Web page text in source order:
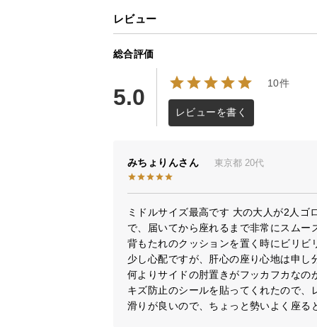
レビュー
総合評価
5.0
10件
レビューを書く
みちょりん 東京都 20代
ミドルサイズ最高です 大の大人が2人ゴ
で、届いてから座れるまで非常にスムー
背もたれのクッションを置く時にビリ
少し心配ですが、肝心の座り心地は申
何よりサイドの肘置きがフッカフカな
キズ防止のシールを貼ってくれたので
滑りが良いので、ちょっと勢いよく座